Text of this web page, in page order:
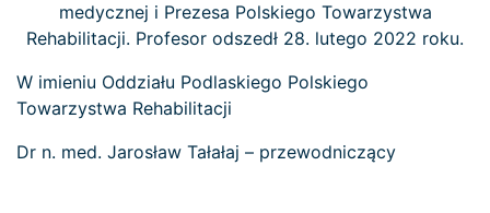
medycznej i Prezesa Polskiego Towarzystwa
Rehabilitacji. Profesor odszedł 28. lutego 2022 roku.
W imieniu Oddziału Podlaskiego Polskiego
Towarzystwa Rehabilitacji
Dr n. med. Jarosław Tałałaj – przewodniczący